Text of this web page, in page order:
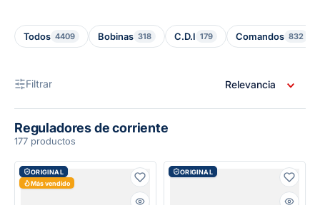
Todos 4409 Bobinas 318 C.D.I 179 Comandos 832
Filtrar Relevancia
Reguladores de corriente
177 productos
ORIGINAL
Más vendido
ORIGINAL